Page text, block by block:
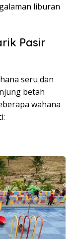
liburan
Pasir
seru dan
betah
wahana